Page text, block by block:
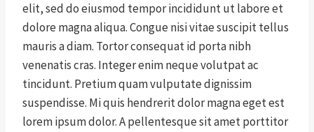
elit, sed do eiusmod tempor incididunt ut labore et
dolore magna aliqua. Congue nisi vitae suscipit tellus
mauris a diam. Tortor consequat id porta nibh
venenatis cras. Integer enim neque volutpat ac
tincidunt. Pretium quam vulputate dignissim
suspendisse. Mi quis hendrerit dolor magna eget est
lorem ipsum dolor. A pellentesque sit amet porttitor